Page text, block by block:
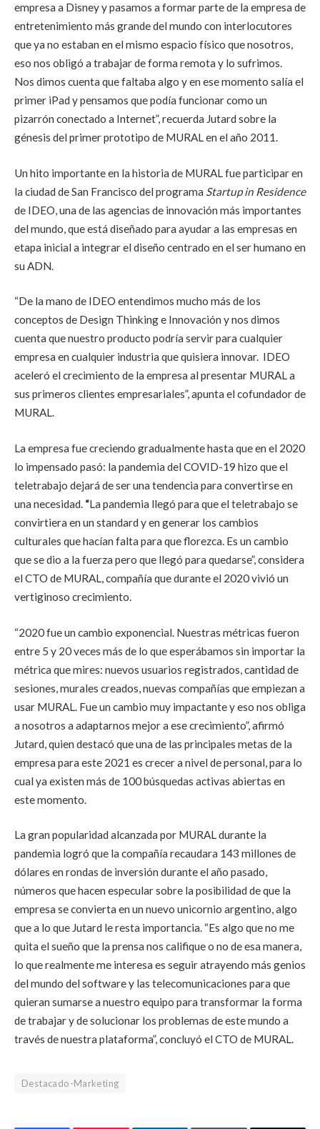
empresa a Disney y pasamos a formar parte de la empresa de
entretenimiento más grande del mundo con interlocutores
que ya no estaban en el mismo espacio físico que nosotros,
eso nos obligó a trabajar de forma remota y lo sufrimos.
Nos dimos cuenta que faltaba algo y en ese momento salía el
primer iPad y pensamos que podía funcionar como un
pizarrón conectado a Internet”, recuerda Jutard sobre la
génesis del primer prototipo de MURAL en el año 2011.
Un hito importante en la historia de MURAL fue participaren
la ciudad de San Francisco del programa Startup in Residence
de IDEO,una de las agencias de innovación más importantes
del mundo, que está diseñado para ayudar a las empresas en
etapa inicial a integrar el diseño centrado en el ser humano en
su ADN.
“De la mano de IDEO entendimos mucho más de los
conceptos de Design Thinking e Innovación y nos dimos
cuenta que nuestro producto podría servir para cualquier
empresa en cualquier industria que quisiera innovar. IDEO
aceleró el crecimiento de la empresa al presentar MURAL a
sus primeros clientes empresariales”, apunta el cofundador de
MURAL.
La empresa fue creciendo gradualmente hasta que en el 2020
lo impensado pasó: la pandemia del COVID-19 hizo que el
teletrabajo dejará de ser una tendencia para convertirse en
una necesidad. “La pandemia llegó para que el teletrabajo se
convirtiera en un standard y en generar los cambios
culturales que hacían falta para que florezca. Es un cambio
que se dio a la fuerza pero que llegó para quedarse”, considera
el CTO de MURAL, compañía que durante el 2020 vivió un
vertiginoso crecimiento.
“2020 fue un cambio exponencial. Nuestras métricas fueron
entre 5 y 20 veces más de lo que esperábamos sin importar la
métrica que mires: nuevos usuarios registrados, cantidad de
sesiones, murales creados, nuevas compañías que empiezan a
usar MURAL. Fue un cambio muy impactante y eso nos obliga
a nosotros a adaptarnos mejor a ese crecimiento”, afirmó
Jutard, quien destacó que una de las principales metas de la
empresa para este 2021 es crecer a nivel de personal, para lo
cual ya existen más de 100 búsquedas activas abiertas en
este momento.
La gran popularidad alcanzada por MURAL durante la
pandemia logró que la compañía recaudara 143 millones de
dólares en rondas de inversión durante el año pasado,
números que hacen especular sobre la posibilidad de que la
empresa se convierta en un nuevo unicornio argentino, algo
que a lo que Jutard le resta importancia. “Es algo queno me
quita el sueño que la prensa nos califique o no de esa manera,
lo que realmente me interesa es seguir atrayendo más genios
del mundo del software y las telecomunicaciones para que
quieran sumarse a nuestro equipo para transformar la forma
de trabajar y de solucionar los problemas de este mundo a
través de nuestra plataforma”, concluyó el CTO de MURAL.
Destacado-Marketing